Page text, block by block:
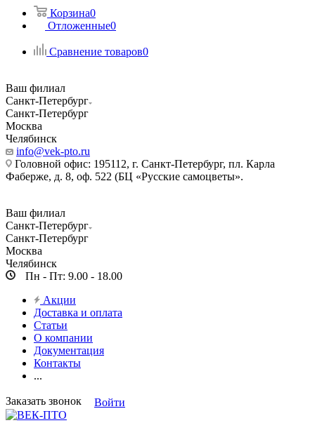
Корзина0
Отложенные0
Сравнение товаров0
Ваш филиал
Санкт-Петербург
Санкт-Петербург
Москва
Челябинск
info@vek-pto.ru
Головной офис: 195112, г. Санкт-Петербург, пл. Карла
Фаберже, д. 8, оф. 522 (БЦ «Русские самоцветы».
Ваш филиал
Санкт-Петербург
Санкт-Петербург
Москва
Челябинск
Пн - Пт: 9.00 - 18.00
Акции
Доставка и оплата
Статьи
О компании
Документация
Контакты
...
Заказать звонок Войти